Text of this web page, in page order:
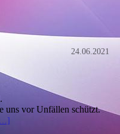
24.06.2021
uns vor Unfällen schützt.